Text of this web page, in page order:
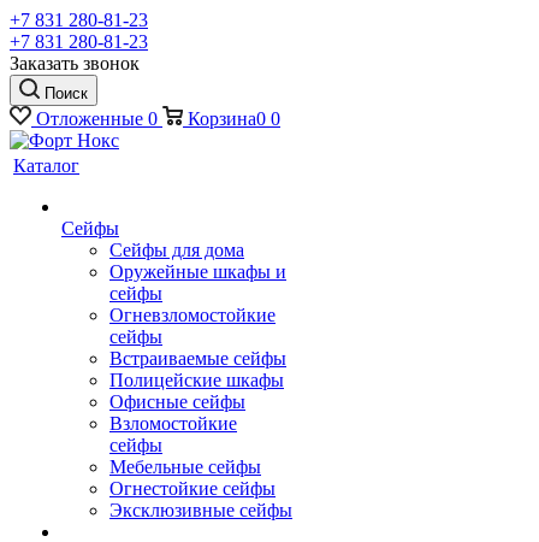
+7 831 280-81-23
+7 831 280-81-23
Заказать звонок
Поиск
Отложенные 0 Корзина0 0
Каталог
Сейфы
Сейфы для дома
Оружейные шкафы и
сейфы
Огневзломостойкие
сейфы
Встраиваемые сейфы
Полицейские шкафы
Офисные сейфы
Взломостойкие
сейфы
Мебельные сейфы
Огнестойкие сейфы
Эксклюзивные сейфы